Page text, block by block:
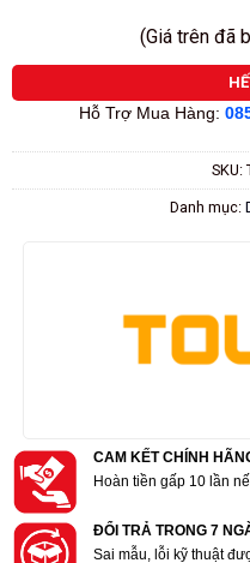
(Giá trên đã
Hỗ Trợ Mua Hàng:
SKU:
Danh mục:
CAM KẾT CHÍNH
Hoàn tiền gấp 10 lần
ĐỔI TRẢ TRONG 7
Sai mẫu, lỗi kỹ thuật